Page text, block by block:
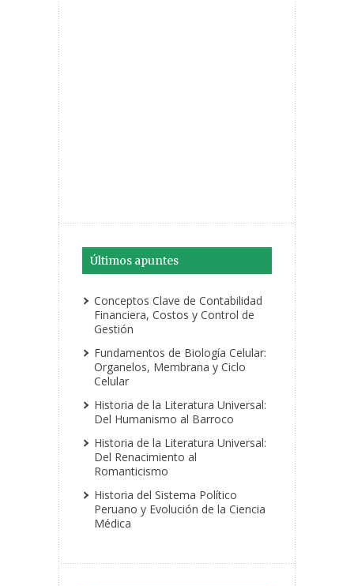
Últimos apuntes
Conceptos Clave de Contabilidad
Financiera, Costos y Control de
Gestión
Fundamentos de Biología Celular:
Organelos, Membrana y Ciclo
Celular
Historia de la Literatura Universal:
Del Humanismo al Barroco
Historia de la Literatura Universal:
Del Renacimiento al
Romanticismo
Historia del Sistema Político
Peruano y Evolución de la Ciencia
Médica